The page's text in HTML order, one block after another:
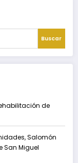
Buscar
de
Salomón
San Miguel